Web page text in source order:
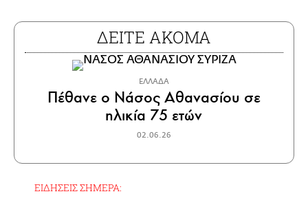
ΔΕΙΤΕ ΑΚΟΜΑ
ΕΛΛΑΔΑ
Πέθανε ο Νάσος Αθανασίου σε
ηλικία 75 ετών
02.06.26
ΕΙΔΗΣΕΙΣ ΣΗΜΕΡΑ: